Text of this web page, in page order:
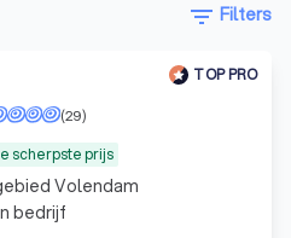
filter_list Filters
TOP PRO
scherpste prijs
(29)
Volendam
bedrijf